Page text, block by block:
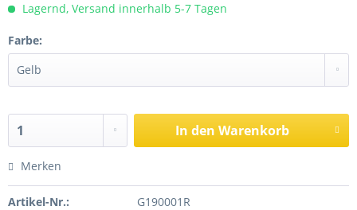
Lagernd, Versand innerhalb 5-7 Tagen
Farbe:
In den Warenkorb
Merken
Artikel-Nr.: G190001R